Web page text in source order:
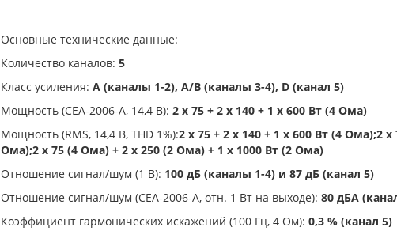
Основные технические данные:
Количество каналов: 5
Класс усиления: A (каналы 1-2), A/B (каналы 3-4), D (канал 5)
Мощность (CEA-2006-A, 14,4 В): 2 х 75 + 2 х 140 + 1 х 600 Вт (4 Ома)
Мощность (RMS, 14,4 В, THD 1%):2 х 75 + 2 х 140 + 1 х 600 Вт (4 Ома);2
Ома);2 х 75 (4 Ома) + 2 х 250 (2 Ома) + 1 х 1000 Вт (2 Ома)
Отношение сигнал/шум (1 В): 100 дБ (каналы 1-4) и 87 дБ (канал 5)
Отношение сигнал/шум (CEA-2006-A, отн. 1 Вт на выходе): 80 дБА
Коэффициент гармонических искажений (100 Гц, 4 Ом): 0,3 % (канал 5)